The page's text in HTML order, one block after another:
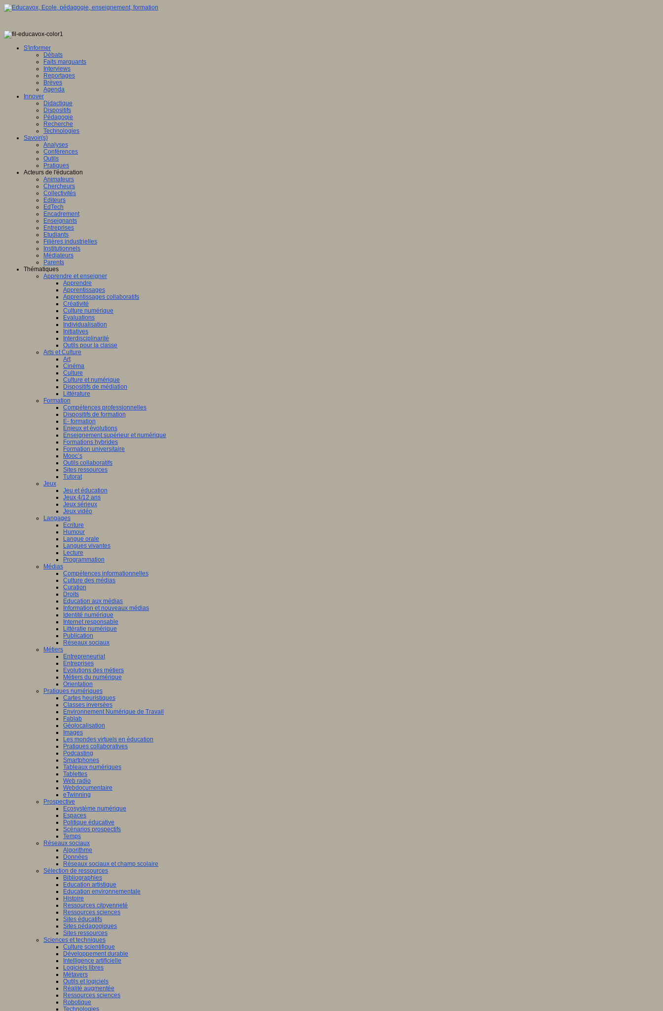
S'informer
Débats
Faits marquants
Interviews
Reportages
Brèves
Agenda
Innover
Didactique
Dispositifs
Pédagogie
Recherche
Technologies
Savoir(s)
Analyses
Conférences
Outils
Pratiques
Acteurs de l'éducation
Animateurs
Chercheurs
Collectivités
Editeurs
EdTech
Encadrement
Enseignants
Entreprises
Etudiants
Filières industrielles
Institutionnels
Médiateurs
Parents
Thématiques
Apprendre et enseigner
Apprendre
Apprentissages
Apprentissages collaboratifs
Créativité
Culture numérique
Evaluations
Individualisation
Initiatives
Interdisciplinarité
Outils pour la classe
Arts et Culture
Art
Cinéma
Culture
Culture et numérique
Dispositifs de médiation
Littérature
Formation
Compétences professionnelles
Dispositifs de formation
E- formation
Enjeux et évolutions
Enseignement supérieur et numérique
Formations hybrides
Formation universitaire
Mooc’s
Outils collaboratifs
Sites ressources
Tutorat
Jeux
Jeu et éducation
Jeux 4/12 ans
Jeux sérieux
Jeux vidéo
Langages
Ecriture
Humour
Langue orale
Langues vivantes
Lecture
Programmation
Médias
Compétences informationnelles
Culture des médias
Curation
Droits
Education aux médias
Information et nouveaux médias
Identité numérique
Internet responsable
Littératie numérique
Publication
Réseaux sociaux
Métiers
Entrepreneuriat
Entreprises
Evolutions des métiers
Métiers du numérique
Orientation
Pratiques numériques
Cartes heuristiques
Classes inversées
Environnement Numérique de Travail
Fablab
Géolocalisation
Images
Les mondes virtuels en éducation
Pratiques collaboratives
Podcasting
Smartphones
Tableaux numériques
Tablettes
Web radio
Webdocumentaire
eTwinning
Prospective
Ecosystème numérique
Espaces
Politique éducative
Scénarios prospectifs
Temps
Réseaux sociaux
Algorithme
Données
Réseaux sociaux et champ scolaire
Sélection de ressources
Bibliographies
Education artistique
Education environnementale
Histoire
Ressources citoyenneté
Ressources sciences
Sites éducatifs
Sites pédagogiques
Sites ressources
Sciences et techniques
Culture scientifique
Développement durable
Intelligence artificielle
Logiciels libres
Métavers
Outils et logiciels
Réalité augmentée
Ressources sciences
Robotique
Technologies